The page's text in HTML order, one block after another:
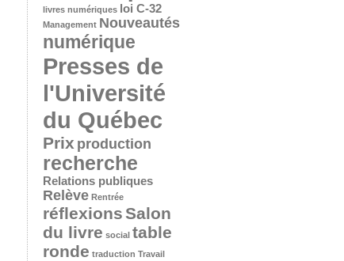
livres numériques loi C-32
Management Nouveautés
numérique
Presses de
l'Université
du Québec
Prix production
recherche
Relations publiques
Relève Rentrée
réflexionsSalon
du livre social table
ronde traduction Travail